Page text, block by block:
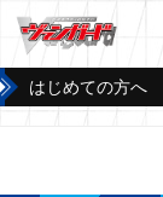
はじめての方へ